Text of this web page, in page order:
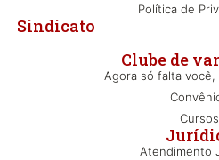
Clube de
Agora só falta você,
Cursos
Atendimento
Sindicato
Política de